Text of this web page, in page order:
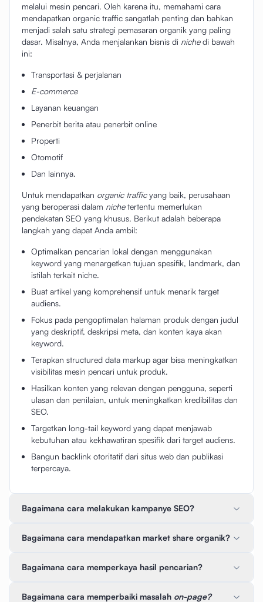
melalui mesin pencari. Oleh karena itu, memahami cara
mendapatkan organic traffic sangatlah penting dan bahkan
menjadi salah satu strategi pemasaran organik yang paling
dasar. Misalnya, Anda menjalankan bisnis di nichedi bawah
ini:
Transportasi & perjalanan
E-commerce
Layanan keuangan
Penerbit berita atau penerbit online
Properti
Otomotif
Dan lainnya.
Untuk mendapatkan organic trafficyang baik, perusahaan
yang beroperasi dalam nichetertentu memerlukan
pendekatan SEO yang khusus. Berikut adalah beberapa
langkah yang dapat Anda ambil:
Optimalkan pencarian lokal dengan menggunakan
keyword yang menargetkan tujuan spesifik, landmark, dan
istilah terkait niche.
Buat artikel yang komprehensif untuk menarik target
audiens.
Fokus pada pengoptimalan halaman produk dengan judul
yang deskriptif, deskripsi meta, dan konten kaya akan
keyword.
Terapkan structured data markup agar bisa meningkatkan
visibilitas mesin pencari untuk produk.
Hasilkan konten yang relevan dengan pengguna, seperti
ulasan dan penilaian, untuk meningkatkan kredibilitas dan
SEO.
Targetkan long-tail keyword yang dapat menjawab
kebutuhan atau kekhawatiran spesifik dari target audiens.
Bangun backlink otoritatif dari situs web dan publikasi
terpercaya.
Bagaimana cara melakukan kampanye SEO?
Bagaimana cara mendapatkan market share organik?
Bagaimana cara memperkaya hasil pencarian?
Bagaimana cara memperbaiki masalah on-page?